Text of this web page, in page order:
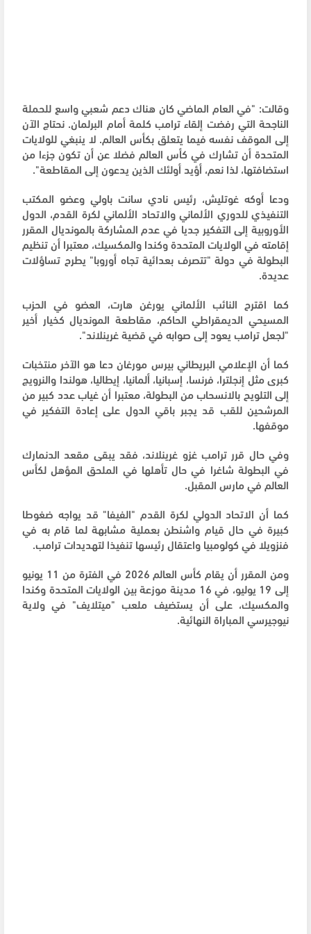
وقالت: "في العام الماضي كان هناك دعم شعبي واسع للحملة
الناجحة التي رفضت إلقاء ترامب كلمة أمام البرلمان. نحتاج الآن
إلى الموقف نفسه فيما يتعلق بكأس العالم. لا ينبغي للولايات
المتحدة أن تشارك في كأس العالم فضلا عن أن تكون جزءا من
استضافتها، لذا نعم، أؤيد أولئك الذين يدعون إلى المقاطعة".
ودعا أوكه غوتليش، رئيس نادي سانت باولي وعضو المكتب
التنفيذي للدوري الألماني والاتحاد الألماني لكرة القدم، الدول
الأوروبية إلى التفكير جديا في عدم المشاركة بالمونديال المقرر
إقامته في الولايات المتحدة وكندا والمكسيك، معتبرا أن تنظيم
البطولة في دولة "تتصرف بعدائية تجاه أوروبا" يطرح تساؤلات
عديدة.
كما اقترح النائب الألماني يورغن هارت، العضو في الحزب
المسيحي الديمقراطي الحاكم، مقاطعة المونديال كخيار أخير
"لجعل ترامب يعود إلى صوابه في قضية غرينلاند".
كما أن الإعلامي البريطاني بيرس مورغان دعا هو الآخر منتخبات
كبرى مثل إنجلترا، فرنسا، إسبانيا، ألمانيا، إيطاليا، هولندا والنرويج
إلى التلويح بالانسحاب من البطولة، معتبرا أن غياب عدد كبير من
المرشحين للقب قد يجبر باقي الدول على إعادة التفكير في
موقفها.
وفي حال قرر ترامب غزو غرينلاند، فقد يبقى مقعد الدنمارك
في البطولة شاغرا في حال تأهلها في الملحق المؤهل لكأس
العالم في مارس المقبل.
كما أن الاتحاد الدولي لكرة القدم "الفيفا" قد يواجه ضغوطا
كبيرة في حال قيام واشنطن بعملية مشابهة لما قام به في
فنزويلا في كولومبيا واعتقال رئيسها تنفيذا لتهديدات ترامب.
ومن المقرر أن يقام كأس العالم 2026 في الفترة من 11 يونيو
إلى 19 يوليو، في 16 مدينة موزعة بين الولايات المتحدة وكندا
والمكسيك، على أن يستضيف ملعب "ميتلايف" في ولاية
نيوجيرسي المباراة النهائية.